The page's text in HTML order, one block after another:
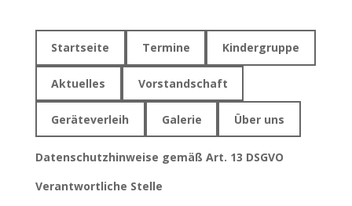
Startseite Termine Kindergruppe
Aktuelles Vorstandschaft
Geräteverleih Galerie Über uns
Datenschutzhinweise gemäß Art. 13 DSGVO
Verantwortliche Stelle